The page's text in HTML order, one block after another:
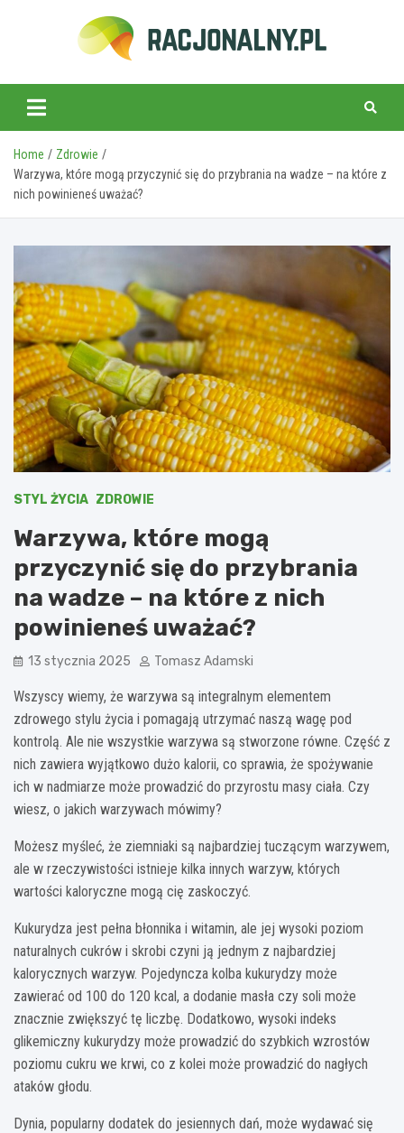
racjonalny.pl
Home
Zdrowie
Warzywa, które mogą przyczynić się do przybrania na wadze – na które z
nich powinieneś uważać?
STYL ŻYCIA ZDROWIE
Warzywa, które mogą
przyczynić się do przybrania
na wadze – na które z nich
powinieneś uważać?
13 stycznia 2025 Tomasz Adamski
Wszyscy wiemy, że warzywa są integralnym elementem
zdrowego stylu życia i pomagają utrzymać naszą wagę pod
kontrolą. Ale nie wszystkie warzywa są stworzone równe. Część z
nich zawiera wyjątkowo dużo kalorii, co sprawia, że spożywanie
ich w nadmiarze może prowadzić do przyrostu masy ciała. Czy
wiesz, o jakich warzywach mówimy?
Możesz myśleć, że ziemniaki są najbardziej tuczącym warzywem,
ale w rzeczywistości istnieje kilka innych warzyw, których
wartości kaloryczne mogą cię zaskoczyć.
Kukurydza jest pełna błonnika i witamin, ale jej wysoki poziom
naturalnych cukrów i skrobi czyni ją jednym z najbardziej
kalorycznych warzyw. Pojedyncza kolba kukurydzy może
zawierać od 100 do 120 kcal, a dodanie masła czy soli może
znacznie zwiększyć tę liczbę. Dodatkowo, wysoki indeks
glikemiczny kukurydzy może prowadzić do szybkich wzrostów
poziomu cukru we krwi, co z kolei może prowadzić do nagłych
ataków głodu.
Dynia, popularny dodatek do jesiennych dań, może wydawać się